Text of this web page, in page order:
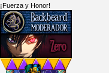
¡Fuerza y Honor!